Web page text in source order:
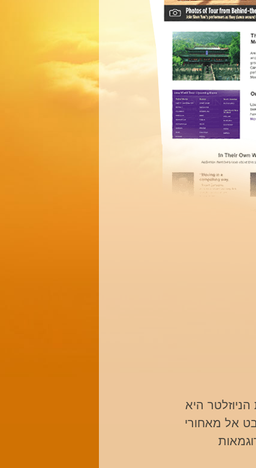
היא
אל מאחורי